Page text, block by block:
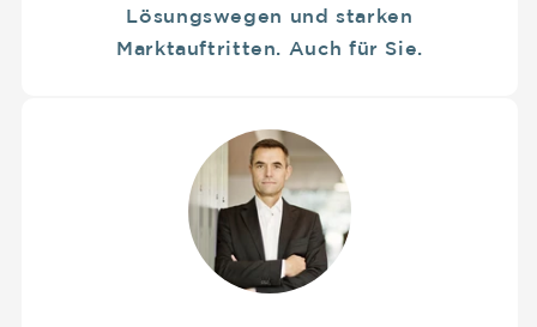
Lösungswegen und starken
Marktauftritten. Auch für Sie.